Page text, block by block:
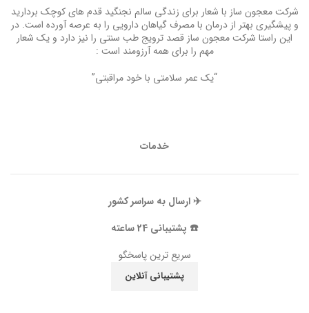
شرکت معجون ساز با شعار برای زندگی سالم نجنگید قدم های کوچک بردارید
و پیشگیری بهتر از درمان با مصرف گیاهان دارویی را به عرصه آورده است. در
این راستا شرکت معجون ساز قصد ترویج طب سنتی را نیز دارد و یک شعار
مهم را برای همه آرزومند است :
“یک عمر سلامتی با خود مراقبتی”
خدمات
✈️ ارسال به سراسر کشور
☎️ پشتیبانی 24 ساعته
سریع ترین پاسخگو
پشتیبانی آنلاین